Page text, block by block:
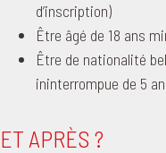
d’inscription)
Être âgé de 18 ans
Être de nationalité
ininterrompue de 5
ET APRÈS ?